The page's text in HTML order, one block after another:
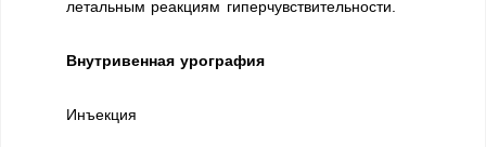
летальным реакциям гиперчувствительности.
Внутривенная урография
Инъекция